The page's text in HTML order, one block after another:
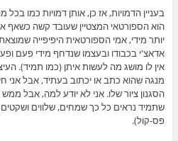
בעניין הדמויות, אז כן, אותן דמויות כמו
הוא הספורטאי המצטיין שעובד קשה
יותר מידי, אמי הספורטאית היפיפייה
אדאצ'י בכבודו ובעצמו שנדחף מידי פעם
אין לו מושג מה לעשות איתן (כמו תמיד).
מנגה שהוא כתב או יכתוב בעתיד, אבל אני
הסגנון ציור שלו. אני לא יודע למה, אבל
שתמיד נראים כל כך שמחים, שלווים
פס-קול).